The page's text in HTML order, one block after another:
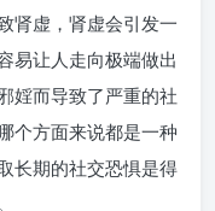
肾虚，肾虚会引发一
易让人走向极端做出
婬而导致了严重的社
个方面来说都是一种
长期的社交恐惧是得